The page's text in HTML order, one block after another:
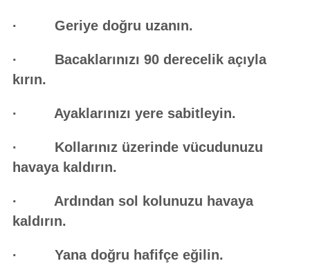
· Geriye doğru uzanın.
· Bacaklarınızı 90 derecelik açıyla
kırın.
· Ayaklarınızı yere sabitleyin.
· Kollarınız üzerinde vücudunuzu
havaya kaldırın.
· Ardından sol kolunuzu havaya
kaldırın.
· Yana doğru hafifçe eğilin.